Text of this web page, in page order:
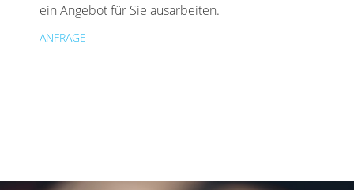
ein Angebot für Sie ausarbeiten.
ANFRAGE